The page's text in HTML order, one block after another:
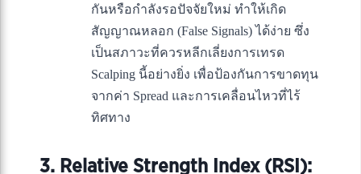
กันหรือกำลังรอปัจจัยใหม่ ทำให้เกิด
สัญญาณหลอก (False Signals) ได้ง่าย ซึ่ง
เป็นสภาวะที่ควรหลีกเลี่ยงการเทรด
Scalping นี้อย่างยิ่ง เพื่อป้องกันการขาดทุน
จากค่า Spread และการเคลื่อนไหวที่ไร้
ทิศทาง
3. Relative Strength Index (RSI):